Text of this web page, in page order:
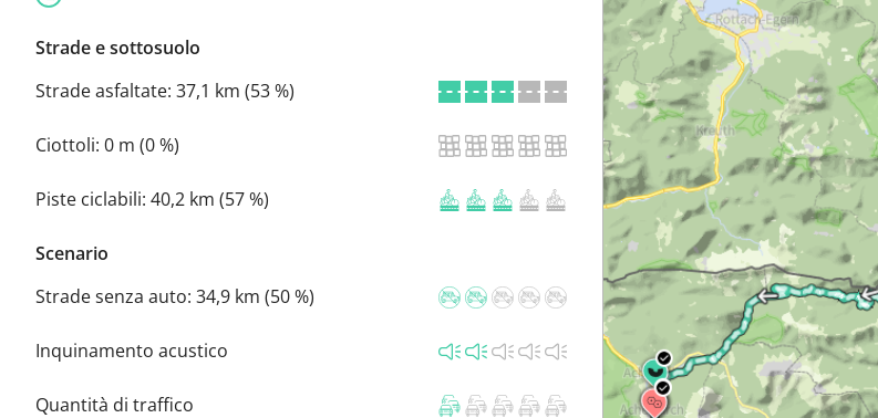
Strade e sottosuolo
Strade asfaltate: 37,1 km (53 %)
Ciottoli: 0 m (0 %)
Piste ciclabili: 40,2 km (57 %)
Scenario
Strade senza auto: 34,9 km (50 %)
Inquinamento acustico
Quantità di traffico